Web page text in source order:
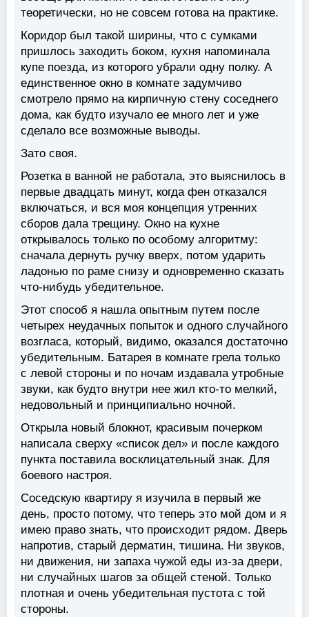
теоретически, но не совсем готова на практике.
Коридор был такой ширины, что с сумками
пришлось заходить боком, кухня напоминала
купе поезда, из которого убрали одну полку. А
единственное окно в комнате задумчиво
смотрело прямо на кирпичную стену соседнего
дома, как будто изучало ее много лет и уже
сделало все возможные выводы.
Зато своя.
Розетка в ванной не работала, это выяснилось в
первые двадцать минут, когда фен отказался
включаться, и вся моя концепция утренних
сборов дала трещину. Окно на кухне
открывалось только по особому алгоритму:
сначала дернуть ручку вверх, потом ударить
ладонью по раме снизу и одновременно сказать
что-нибудь убедительное.
Этот способ я нашла опытным путем после
четырех неудачных попыток и одного случайного
возгласа, который, видимо, оказался достаточно
убедительным. Батарея в комнате грела только
с левой стороны и по ночам издавала утробные
звуки, как будто внутри нее жил кто-то мелкий,
недовольный и принципиально ночной.
Открыла новый блокнот, красивым почерком
написала сверху «список дел» и после каждого
пункта поставила восклицательный знак. Для
боевого настроя.
Соседскую квартиру я изучила в первый же
день, просто потому, что теперь это мой дом и я
имею право знать, что происходит рядом. Дверь
напротив, старый дерматин, тишина. Ни звуков,
ни движения, ни запаха чужой еды из-за двери,
ни случайных шагов за общей стеной. Только
плотная и очень убедительная пустота с той
стороны.